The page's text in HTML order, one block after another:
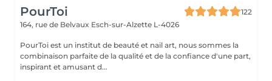
PourToi
122
164, rue de Belvaux Esch-sur-Alzette L-4026
PourToi est un institut de beauté et nail art, nous sommes la
combinaison parfaite de la qualité et de la confiance d'une part,
inspirant et amusant d...